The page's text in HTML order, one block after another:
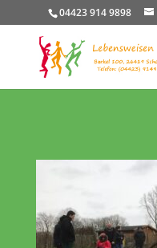
04423 914 9898